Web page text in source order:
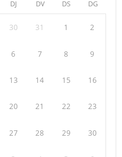
DJ DV DS DG
30 31 1 2
6 7 8 9
13 14 15 16
20 21 22 23
27 28 29 30